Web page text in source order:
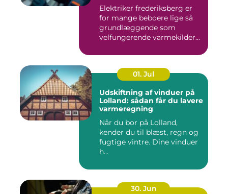
Elektriker frederiksberg er
for mange beboere lige så
grundlæggende som
velfungerende varmekilder
01. Jul
Udskiftning af vinduer på
Lolland: sådan får du lavere
varmeregning
Når du bor på Lolland,
kender du til blæst, regn og
fugtige vintre. Dine vinduer
h...
30. Jun